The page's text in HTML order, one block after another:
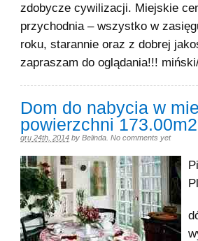
zdobycze cywilizacji. Miejskie
przychodnia – wszystko w
roku, starannie oraz z dobrej
zapraszam do oglądania!!!
Dom do nabycia w
powierzchni 173.00m2
gru 24th, 2014 by Belinda No comments yet